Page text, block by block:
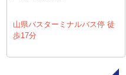
山県バスターミナルバス停 徒
歩17分